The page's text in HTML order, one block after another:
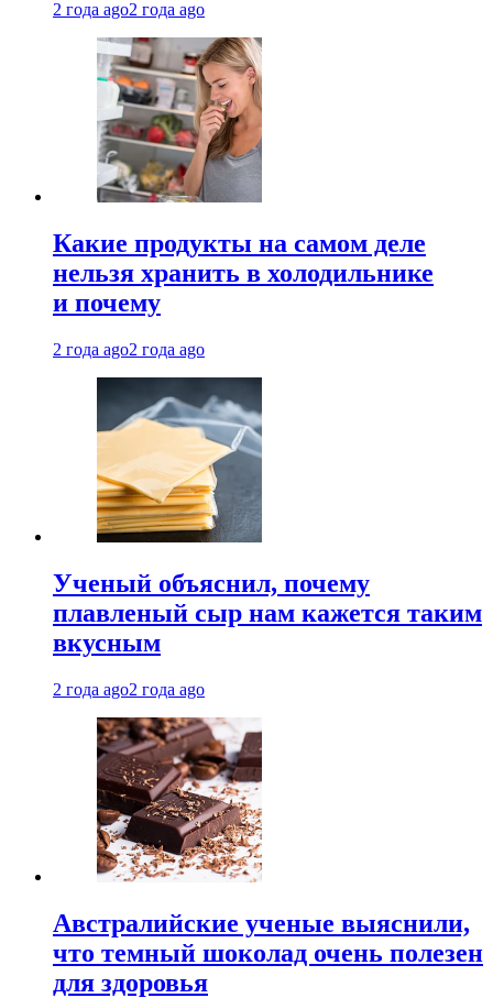
2 года ago2 года ago
Какие продукты на самом деле
нельзя хранить в холодильнике
и почему
2 года ago2 года ago
Ученый объяснил, почему
плавленый сыр нам кажется таким
вкусным
2 года ago2 года ago
Австралийские ученые выяснили,
что темный шоколад очень полезен
для здоровья